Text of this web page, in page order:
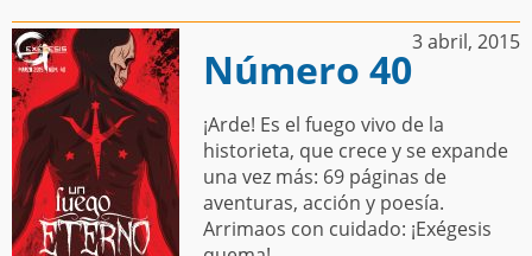
Número 40
3 abril, 2015
¡Arde! Es el fuego vivo de la
historieta, que crece y se expande
una vez más: 69 páginas de
aventuras, acción y poesía.
Arrimaos con cuidado: ¡Exégesis